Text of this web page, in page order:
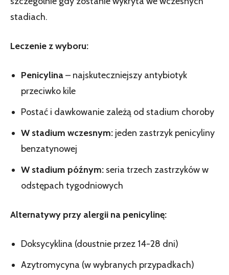
stadiach.
Leczenie z wyboru:
Penicylina– najskuteczniejszy antybiotyk
przeciwko kile
Postać i dawkowanie zależą od stadium choroby
W stadium wczesnym: jeden zastrzyk penicyliny
benzatynowej
W stadium późnym: seria trzech zastrzyków w
odstępach tygodniowych
Alternatywy przy alergii na penicylinę:
Doksycyklina (doustnie przez 14-28 dni)
Azytromycyna (w wybranych przypadkach)